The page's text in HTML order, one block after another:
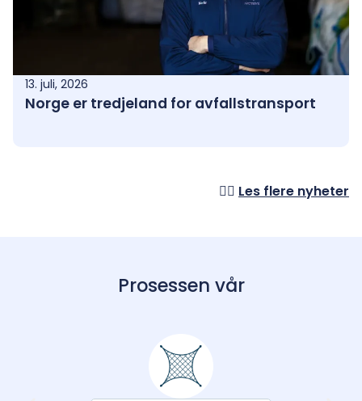
13. juli, 2026
Norge er tredjeland for avfallstransport
👉🏼 Les flere nyheter
Prosessen vår